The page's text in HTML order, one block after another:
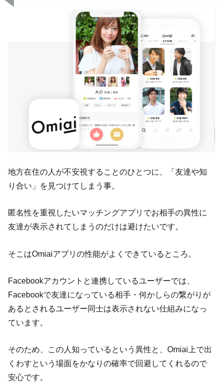
地方在住の人が不安視することのひとつに、「友達や知
り合い」を見つけてしまう事。
匿名性を重視したいマッチングアプリでお相手の異性に
友達が表示されてしまうのだけは避けたいです。
そこはOmiaiアプリの性能がよくできているところ。
Facebookアカウントと連携しているユーザーでは、
Facebookで友達になっている相手・何かしらの繋がりが
あるとされるユーザー同士は表示されない仕組みになっ
ています。
そのため、この人知っているという異性と、Omiai上で出
くわすという場面をかなりの確率で回避してくれるので
安心です。